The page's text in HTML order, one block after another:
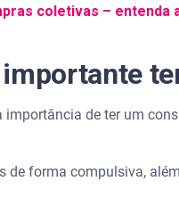
coletivas – entenda
importante
importância de ter um
de forma compulsiva,